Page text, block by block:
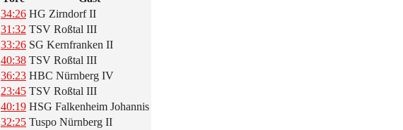
34:26 HG Zirndorf II
31:32 TSV Roßtal III
33:26 SG Kernfranken II
40:38 TSV Roßtal III
36:23 HBC Nürnberg IV
23:45 TSV Roßtal III
40:19 HSG Falkenheim Johannis
32:25 Tuspo Nürnberg II